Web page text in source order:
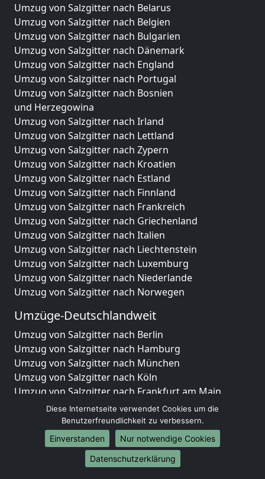
Umzug von Salzgitter nach Belarus
Umzug von Salzgitter nach Belgien
Umzug von Salzgitter nach Bulgarien
Umzug von Salzgitter nach Dänemark
Umzug von Salzgitter nach England
Umzug von Salzgitter nach Portugal
Umzug von Salzgitter nach Bosnien
und Herzegowina
Umzug von Salzgitter nach Irland
Umzug von Salzgitter nach Lettland
Umzug von Salzgitter nach Zypern
Umzug von Salzgitter nach Kroatien
Umzug von Salzgitter nach Estland
Umzug von Salzgitter nach Finnland
Umzug von Salzgitter nach Frankreich
Umzug von Salzgitter nach Griechenland
Umzug von Salzgitter nach Italien
Umzug von Salzgitter nach Liechtenstein
Umzug von Salzgitter nach Luxemburg
Umzug von Salzgitter nach Niederlande
Umzug von Salzgitter nach Norwegen
Umzüge-Deutschlandweit
Umzug von Salzgitter nach Berlin
Umzug von Salzgitter nach Hamburg
Umzug von Salzgitter nach München
Umzug von Salzgitter nach Köln
Umzug von Salzgitter nach Frankfurt am Main
Umzug von Salzgitter nach Stuttgart
Umzug von Salzgitter nach Düsseldorf
Umzug von Salzgitter nach Leipzig
Umzug von Salzgitter nach Dortmund
Umzug von Salzgitter nach Essen
Diese Internetseite verwendet Cookies um die
Benutzerfreundlichkeit zu verbessern.
Einverstanden
Nur notwendige Cookies
Datenschutzerklärung